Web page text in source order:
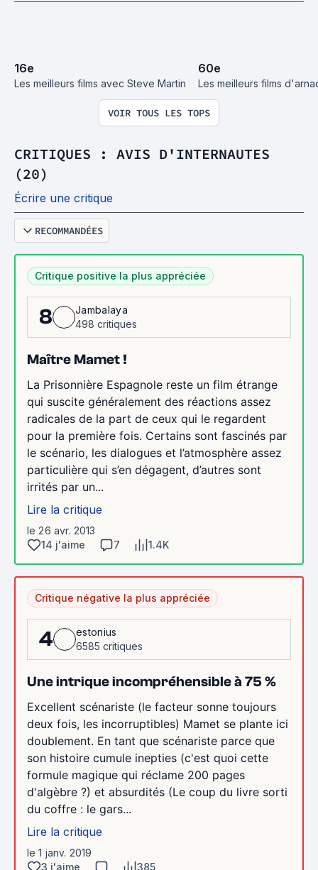
16e
Les meilleurs films avec Steve Martin
60e
Les meilleurs films
VOIR TOUS LES TOPS
CRITIQUES : AVIS D'INTERNAUTES
(20)
Écrire une critique
RECOMMANDÉES
Critique positive la plus appréciée
8
Jambalaya
498 critiques
Maître Mamet !
La Prisonnière Espagnole reste un film étrange
qui suscite généralement des réactions assez
radicales de la part de ceux qui le regardent
pour la première fois. Certains sont fascinés par
le scénario, les dialogues et l’atmosphère assez
particulière qui s’en dégagent, d’autres sont
irrités par un...
Lire la critique
le 26 avr. 2013
14 j'aime
7 1.4K
Critique négative la plus appréciée
4
estonius
6585 critiques
Une intrique incompréhensible à 75 %
Excellent scénariste (le facteur sonne toujours
deux fois, les incorruptibles) Mamet se plante ici
doublement. En tant que scénariste parce que
son histoire cumule inepties (c'est quoi cette
formule magique qui réclame 200 pages
d'algèbre ?) et absurdités (Le coup du livre sorti
du coffre : le gars...
Lire la critique
le 1 janv. 2019
3 j'aime
385